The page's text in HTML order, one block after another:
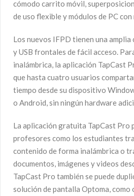
cómodo carrito móvil,
de uso flexible y módulos de PC con
Los nuevos IFPD tienen una
y USB frontales de fácil acceso.
inalámbrica, la aplicación TapCast
que hasta cuatro usuarios
tiempo desde su dispositivo
o Android, sin ningún hardware
La aplicación gratuita TapCast Pro
profesores como los estudiantes
contenido de forma inalámbrica o
documentos, imágenes y videos
TapCast Pro también se puede
solución de pantalla Optoma,